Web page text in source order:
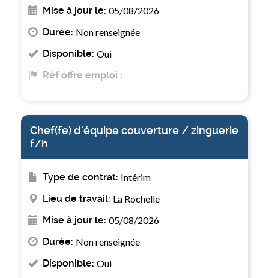
Mise à jour le: 05/08/2026
Durée: Non renseignée
Disponible: Oui
Réf offre emploi :
Chef(fe) d'équipe couverture / zinguerie
f/h
Type de contrat: Intérim
Lieu de travail: La Rochelle
Mise à jour le: 05/08/2026
Durée: Non renseignée
Disponible: Oui